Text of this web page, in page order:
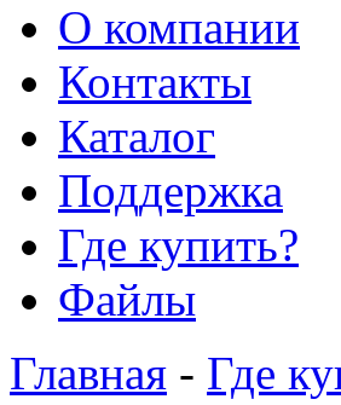
О компании
Контакты
Каталог
Поддержка
Где купить?
Файлы
Главная - Где